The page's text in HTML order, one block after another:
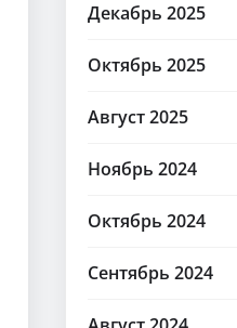
Декабрь 2025
Октябрь 2025
Август 2025
Ноябрь 2024
Октябрь 2024
Сентябрь 2024